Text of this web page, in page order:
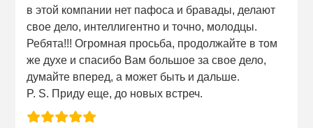
в этой компании нет пафоса и бравады, делают
свое дело, интеллигентно и точно, молодцы.
Ребята!!! Огромная просьба, продолжайте в том
же духе и спасибо Вам большое за свое дело,
думайте вперед, а может быть и дальше.
P. S. Приду еще, до новых встреч.